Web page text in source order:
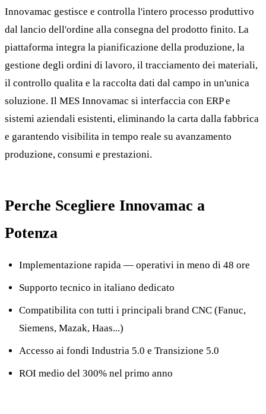
Innovamac gestisce e controlla l'intero processo produttivo
dal lancio dell'ordine alla consegna del prodotto finito. La
piattaforma integra la pianificazione della produzione, la
gestione degli ordini di lavoro, il tracciamento dei materiali,
il controllo qualita e la raccolta dati dal campo in un'unica
soluzione. Il MES Innovamac si interfaccia con ERP e
sistemi aziendali esistenti, eliminando la carta dalla fabbrica
e garantendo visibilita in tempo reale su avanzamento
produzione, consumi e prestazioni.
Perche Scegliere Innovamac a
Potenza
Implementazione rapida — operativi in meno di 48 ore
Supporto tecnico in italiano dedicato
Compatibilita con tutti i principali brand CNC (Fanuc,
Siemens, Mazak, Haas...)
Accesso ai fondi Industria 5.0 e Transizione 5.0
ROI medio del 300% nel primo anno